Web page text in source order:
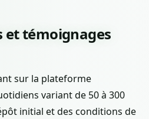
et témoignages
sur la plateforme
variant de 50 à 300
initial et des conditions de